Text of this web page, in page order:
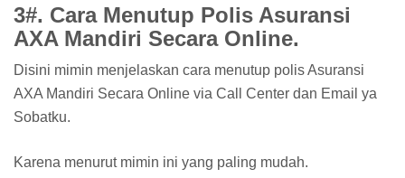
3#. Cara Menutup Polis Asuransi
AXA Mandiri Secara Online.
Disini mimin menjelaskan cara menutup polis Asuransi
AXA Mandiri Secara Online via Call Center dan Email ya
Sobatku.
Karena menurut mimin ini yang paling mudah.